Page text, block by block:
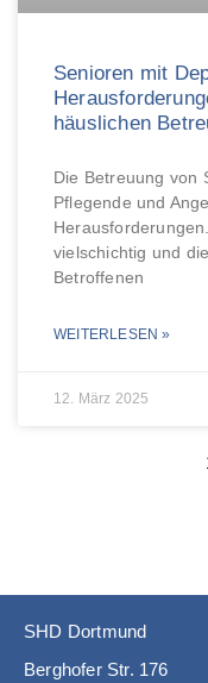
Senioren mit
häuslichen
Die Betreuung von
Pflegende und
vielschichtig und
Betroffenen
WEITERLESEN »
12. März 2025
SHD Dortmund
Berghofer Str. 176